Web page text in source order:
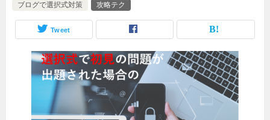
ブログで選択式対策
攻略テク
Tweet